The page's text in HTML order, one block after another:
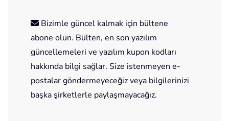
Bizimle güncel kalmak için bültene
abone olun. Bülten, en son yazılım
güncellemeleri ve yazılım kupon kodları
hakkında bilgi sağlar. Size istenmeyen e-
postalar göndermeyeceğiz veya bilgilerinizi
başka şirketlerle paylaşmayacağız.